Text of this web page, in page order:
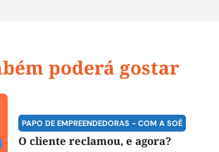
poderá gostar
PAPO DE EMPREENDEDORAS - COM A SOÉ
O cliente reclamou, e agora?